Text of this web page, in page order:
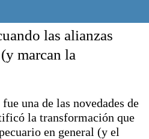
El mundo
Seguridad
Opinión
Liga del Sur
Básquetbol
Fútbol
las alianzas
marcan la
una de las novedades de
la transformación que
en general (y el